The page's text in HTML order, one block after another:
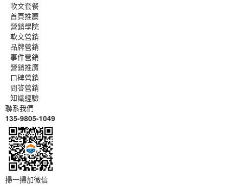
軟文套餐
首頁推薦
營銷學院
軟文營銷
品牌營銷
事件營銷
營銷推廣
口碑營銷
問答營銷
知識經驗
聯系我們
135-9805-1049
掃一掃加微信